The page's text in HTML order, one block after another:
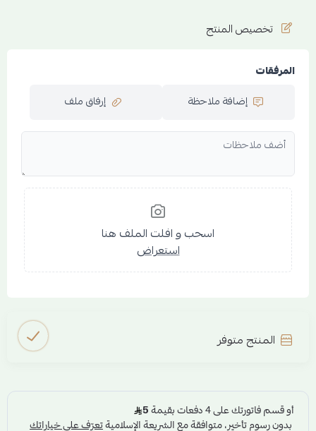
نسائية
العطر فواح
اكثر
الليمون -التوت الاحمر
التفاح - المسك
تخصيص المنتج
المرفقات
إضافة ملاحظة
إرفاق ملف
اسحب و افلت الملف هنا
استعراض
المنتج متوفر